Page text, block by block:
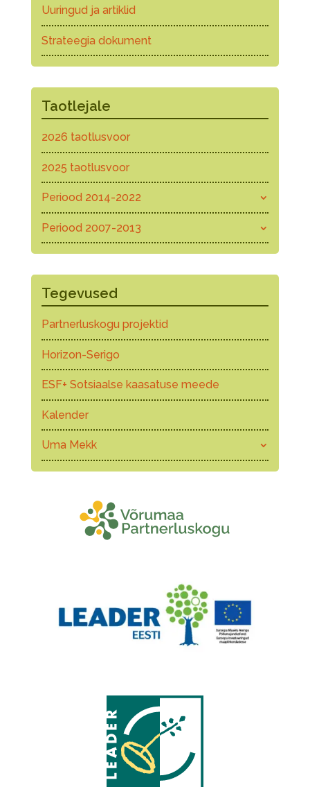
Uuringud ja artiklid
Strateegia dokument
Taotlejale
2026 taotlusvoor
2025 taotlusvoor
Periood 2014-2022
Periood 2007-2013
Tegevused
Partnerluskogu projektid
Horizon-Serigo
ESF+ Sotsiaalse kaasatuse meede
Kalender
Uma Mekk